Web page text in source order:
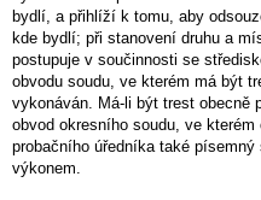
bydlí, a přihlíží k tomu, aby
kde bydlí; při stanovení druhu a
postupuje v součinnosti se
obvodu soudu, ve kterém má být
vykonáván. Má-li být trest obecně
obvod okresního soudu, ve
probačního úředníka také
výkonem.